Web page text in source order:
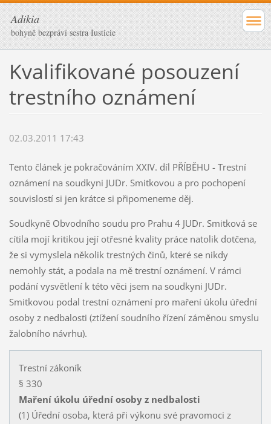
Adikia
bohyně bezpráví sestra Iusticie
Kvalifikované posouzení
trestního oznámení
02.03.2011 17:43
Tento článek je pokračováním XXIV. díl PŘÍBĚHU - Trestní
oznámení na soudkyni JUDr. Smitkovou a pro pochopení
souvislostí si jen krátce si připomeneme děj.
Soudkyně Obvodního soudu pro Prahu 4 JUDr. Smitková se
cítila mojí kritikou její otřesné kvality práce natolik dotčena,
že si vymyslela několik trestných činů, které se nikdy
nemohly stát, a podala na mě trestní oznámení. V rámci
podání vysvětlení k této věci jsem na soudkyni JUDr.
Smitkovou podal trestní oznámení pro maření úkolu úřední
osoby z nedbalosti (ztížení soudního řízení záměnou smyslu
žalobního návrhu).
Trestní zákoník
§ 330
Maření úkolu úřední osoby z nedbalosti
(1) Úřední osoba, která při výkonu své pravomoci z